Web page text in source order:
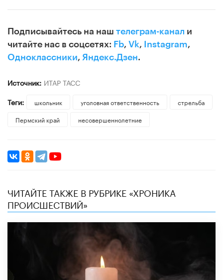
Подписывайтесь на наш телеграм-канал и
читайте нас в соцсетях: Fb, Vk, Instagram,
Одноклассники, Яндекс.Дзен.
Источник: ИТАР ТАСС
Теги:
школьник уголовная ответственность
стрельба
Пермский край
несовершеннолетние
ЧИТАЙТЕ ТАКЖЕ В РУБРИКЕ «ХРОНИКА
ПРОИСШЕСТВИЙ»